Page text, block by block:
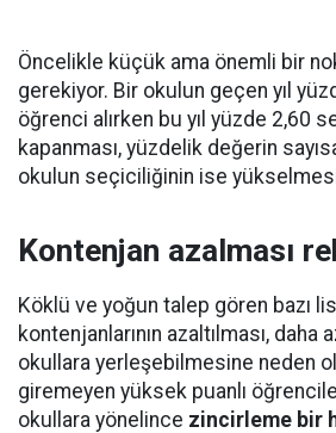
Öncelikle küçük ama önemli bir
gerekiyor. Bir okulun geçen yıl
öğrenci alırken bu yıl yüzde 2,60
kapanması, yüzdelik değerin
okulun seçiciliğinin ise yükselmesi
Kontenjan azalması
Köklü ve yoğun talep gören bazı
kontenjanlarının azaltılması, daha
okullara yerleşebilmesine neden
giremeyen yüksek puanlı
okullara yönelince zincirleme bir